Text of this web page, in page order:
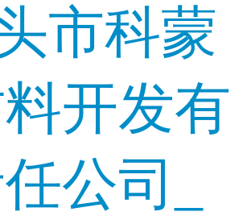
市科蒙
开发有
公司_